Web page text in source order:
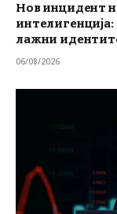
Нов инцидент
лажни
06/08/2026